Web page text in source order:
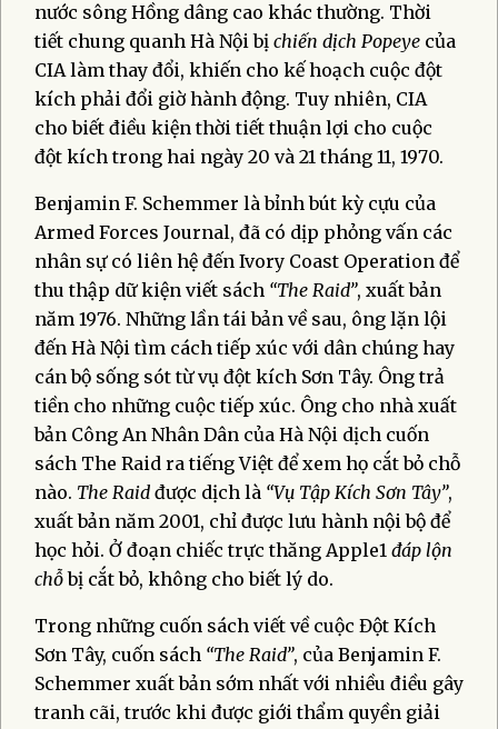
nước sông Hồng dâng cao khác thường. Thời
tiết chung quanh Hà Nội bị chiến dịch Popeye của
CIA làm thay đổi, khiến cho kế hoạch cuộc đột
kích phải đổi giờ hành động. Tuy nhiên, CIA
cho biết điều kiện thời tiết thuận lợi cho cuộc
đột kích trong hai ngày 20 và 21 tháng 11, 1970.
Benjamin F. Schemmer là bỉnh bút kỳ cựu của
Armed Forces Journal, đã có dịp phỏng vấn các
nhân sự có liên hệ đến Ivory Coast Operation để
thu thập dữ kiện viết sách “The Raid”, xuất bản
năm 1976. Những lần tái bản về sau, ông lặn lội
đến Hà Nội tìm cách tiếp xúc với dân chúng hay
cán bộ sống sót từ vụ đột kích Sơn Tây. Ông trả
tiền cho những cuộc tiếp xúc. Ông cho nhà xuất
bản Công An Nhân Dân của Hà Nội dịch cuốn
sách The Raid ra tiếng Việt để xem họ cắt bỏ chỗ
nào. The Raid được dịch là “Vụ Tập Kích Sơn Tây”,
xuất bản năm 2001, chỉ được lưu hành nội bộ để
học hỏi. Ở đoạn chiếc trực thăng Apple1 đáp lộn
chỗbị cắt bỏ, không cho biết lý do.
Trong những cuốn sách viết về cuộc Đột Kích
Sơn Tây, cuốn sách “The Raid”, của Benjamin F.
Schemmer xuất bản sớm nhất với nhiều điều gây
tranh cãi, trước khi được giới thẩm quyền giải